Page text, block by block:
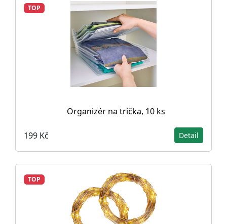
TOP
Organizér na trička, 10 ks
199 Kč Detail
TOP